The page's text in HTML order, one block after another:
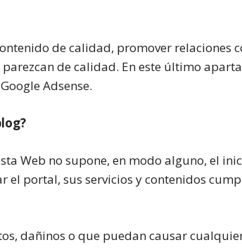
de calidad, promover relaciones
de calidad. En este último
Adsense.
Web no supone, en modo alguno, el
portal, sus servicios y contenidos
dañinos o que puedan causar